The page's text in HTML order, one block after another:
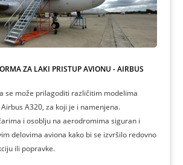
ZA LAKI PRISTUP AVIONU - AIRBUS
se može prilagoditi različitim modelima
A320, za koji je i namenjena.
i osoblju na aerodromima siguran i
delovima aviona kako bi se izvršilo redovno
ili popravke.